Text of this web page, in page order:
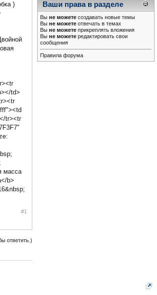
)
td>
tr><tr
масса
b>
#1
ответить.)
Ваши права в разделе
Вы не можете создавать новые темы
Вы не можете отвечать в темах
Вы не можете прикреплять вложения
Вы не можете редактировать свои
сообщения
Правила форума